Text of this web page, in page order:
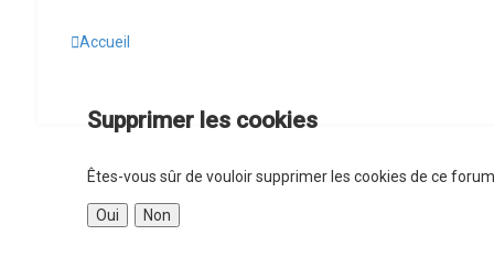
Accueil
Supprimer les cookies
Êtes-vous sûr de vouloir supprimer les cookies de ce